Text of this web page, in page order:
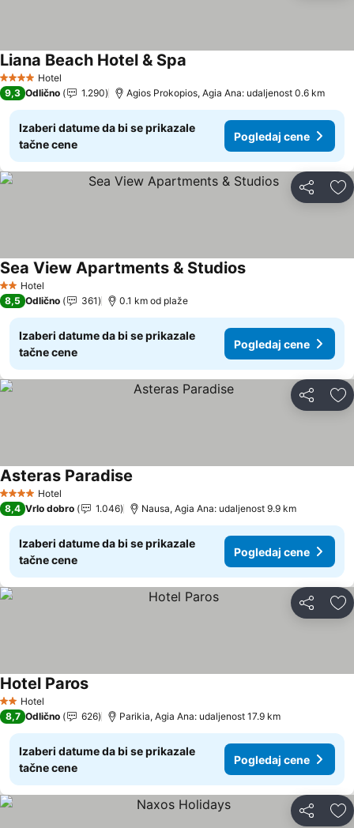
4 ZvezdiceHotel
Liana Beach Hotel & Spa
9,3 Odlično 1.290 Agios Prokopios, Agia Ana: udaljenost 0.6 km
Izaberi datume da bi se prikazale
tačne cene
Pogledaj cene
Deli
2 Zvezdice
Hotel
Sea View Apartments & StudiosPogledaj cene
8,5 Odlično 361 0.1 km od plaže
Izaberi datume da bi se prikazale
tačne cene
Pogledaj cene
Deli
4 ZvezdiceHotel
Asteras Paradise
8,4 Vrlo dobro 1.046 Nausa, Agia Ana: udaljenost 9.9 km
Izaberi datume da bi se prikazale
tačne cene
Pogledaj cene
Deli
2 Zvezdice
Hotel
Hotel ParosPogledaj cene
8,7 Odlično 626 Parikia, Agia Ana: udaljenost 17.9 km
Izaberi datume da bi se prikazale
tačne cene
Pogledaj cene
Deli